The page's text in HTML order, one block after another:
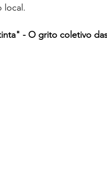
local.
- O grito coletivo